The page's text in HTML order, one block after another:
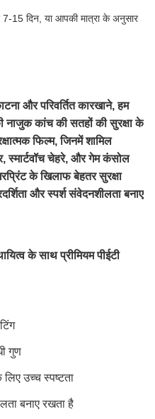
15 दिन, या आपकी मात्रा के अनुसार
और परिवर्तित कारखाने, हम
नाजुक कांच की सतहों की सुरक्षा के
फिल्म, जिनमें शामिल
स्मार्टवॉच चेहरे, और गेम कंसोल
के खिलाफ बेहतर सुरक्षा
और स्पर्श संवेदनशीलता बनाए
के साथ प्रीमियम पीईटी
गुण
लिए उच्च स्पष्टता
बनाए रखता है